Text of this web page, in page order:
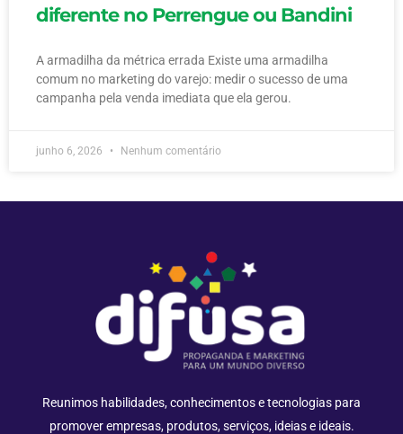
diferente no Perrengue ou Bandini
A armadilha da métrica errada Existe uma armadilha
comum no marketing do varejo: medir o sucesso de uma
campanha pela venda imediata que ela gerou.
junho 6, 2026 Nenhum comentário
Reunimos habilidades, conhecimentos e tecnologias para
promover empresas, produtos, serviços, ideias e ideais.